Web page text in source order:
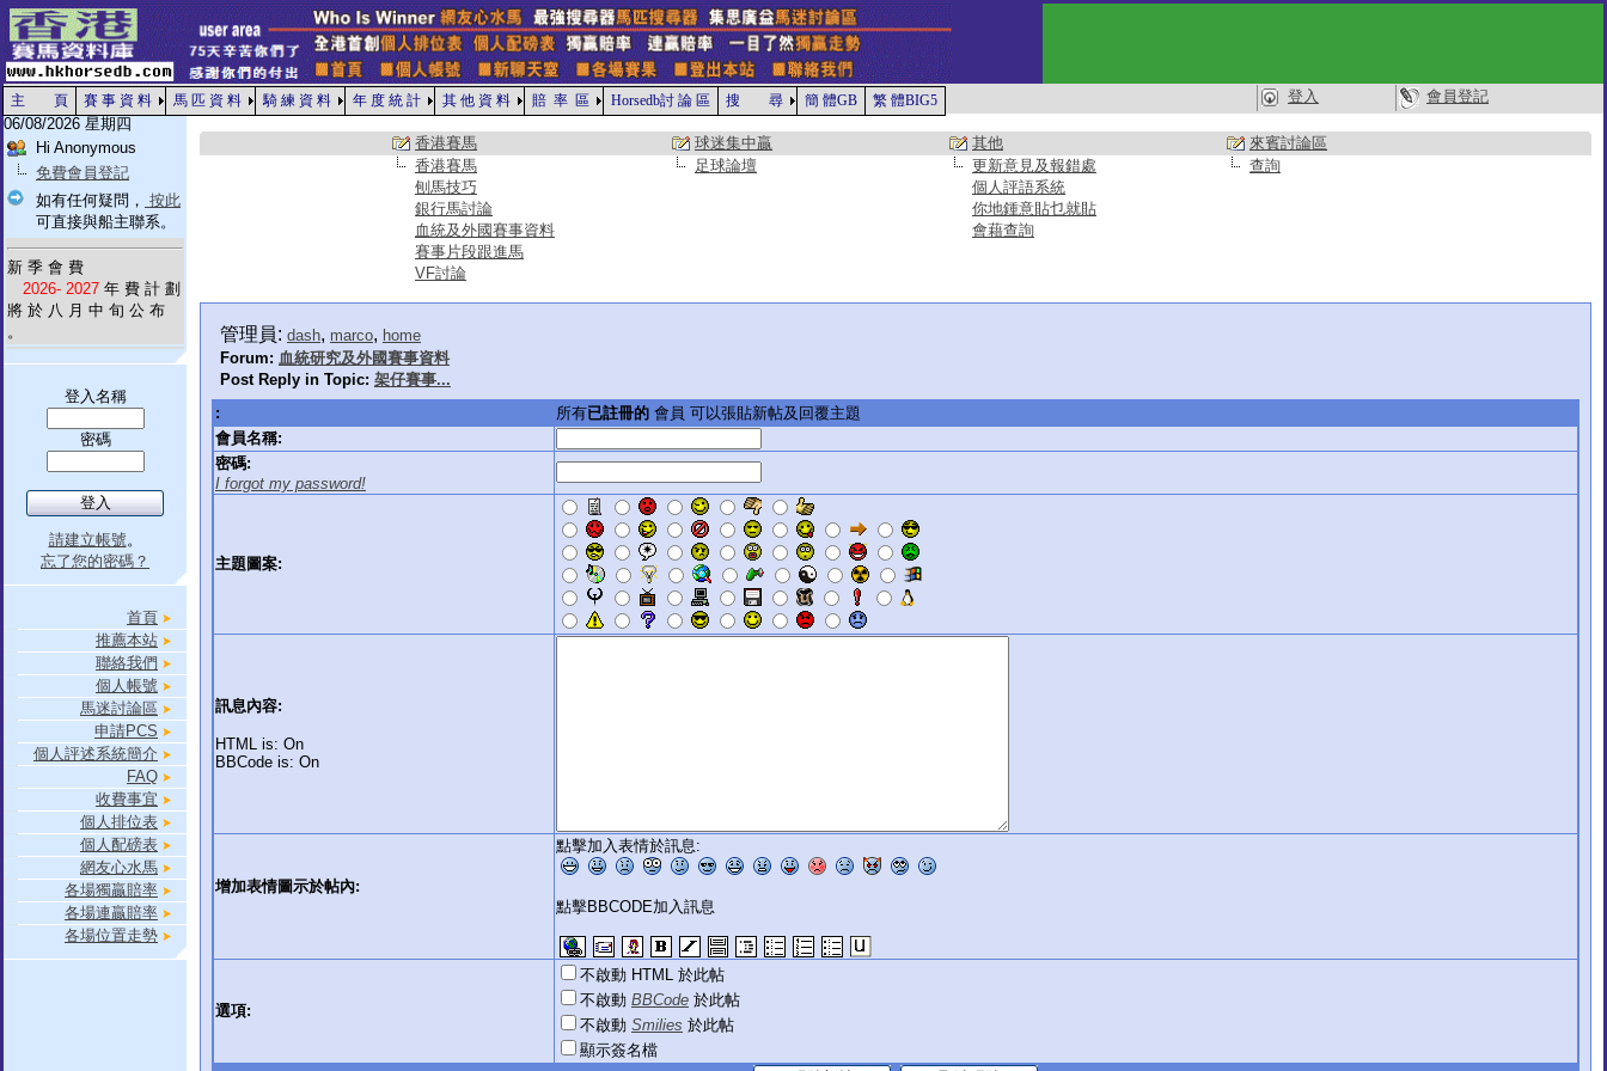
主 頁 賽 事 資 料 馬 匹 資 料 騎 練 資 料 年 度 統 計 其 他 資 料 賠 率 區 Horsedb討 論 區 搜 尋 簡 體GB 繁 體BIG5 登入
會員登記
06/08/2026 星期四
Hi Anonymous
免費會員登記
如有任何疑問， 按此
可直接與船主聯系。
新 季 會 費
2026- 2027 年 費 計 劃
將 於 八 月 中 旬 公 布
。
登入名稱
密碼
請建立帳號。
忘了您的密碼？
首頁
推薦本站
聯絡我們
個人帳號
馬迷討論區
申請PCS
個人評述系統簡介
FAQ
收費事宜
個人排位表
個人配磅表
網友心水馬
各場獨贏賠率
各場連贏賠率
各場位置走勢
香港賽馬 球迷集中贏 其他
來賓討論區
香港賽馬
足球論壇 更新意見及報錯處
查詢
刨馬技巧
個人評語系統
銀行馬討論
你地鍾意貼乜就貼
血統及外國賽事資料
會藉查詢
賽事片段跟進馬
VF討論
管理員: dash, marco, home
Forum: 血統研究及外國賽事資料
Post Reply in Topic: 架仔賽事...
:
所有已註冊的 會員 可以張貼新帖及回覆主題
會員名稱:
密碼:
I forgot my password!
主題圖案:
訊息內容:
HTML is: On
BBCode is: On
增加表情圖示於帖內:
點擊加入表情於訊息:
點擊BBCODE加入訊息
選項:
不啟動 HTML 於此帖
不啟動 BBCode 於此帖
不啟動 Smilies 於此帖
顯示簽名檔